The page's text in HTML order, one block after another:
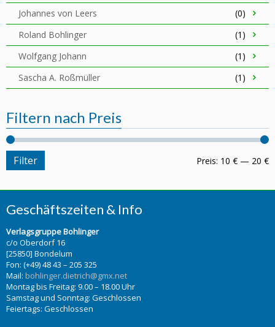
Johannes von Leers
(0)
Roland Bohlinger
(1)
Wolfgang Johann
(1)
Sascha A. Roßmüller
(1)
Filtern nach Preis
Filter Preis: 10 € — 20 €
Geschäftszeiten & Info
Verlagsgruppe Bohlinger
c/o Oberdorf 16
[25850] Bondelum
Fon: (+49) 48 43 – 205 325
Mail: bohlinger.dietrich@gmx.net
Montag bis Freitag: 9.00 – 18.00 Uhr
Samstag und Sonntag: Geschlossen
Feiertags: Geschlossen